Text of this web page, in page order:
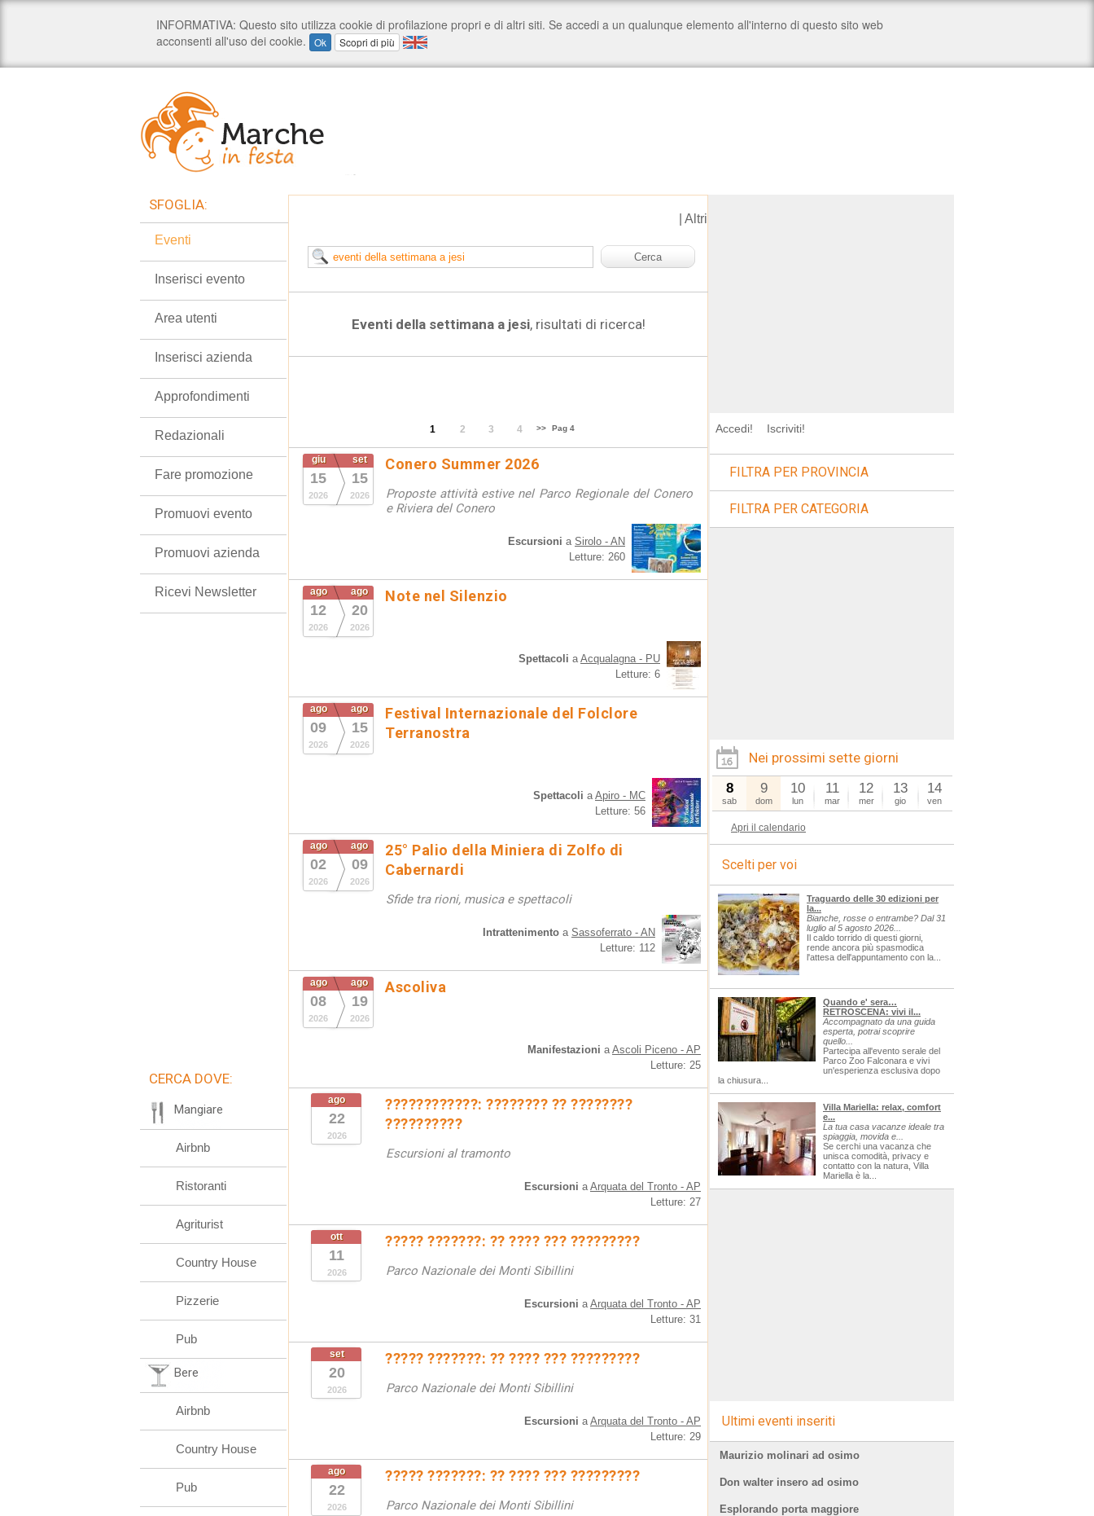
Altri
Eventi della settimana a jesi, risultati di ricerca!
1 2 3 4 >> Pag 4
giu
15
2026
set
15
2026
Conero Summer 2026
Proposte attività estive nel Parco Regionale del Conero
e Riviera del Conero
Escursioni a Sirolo - AN
Letture: 260
ago
12
2026
ago
20
2026
Note nel Silenzio
Spettacoli aAcqualagna - PU
Letture: 6
ago
09
2026
ago
15
2026
Festival Internazionale del Folclore
Terranostra
Spettacoli aApiro - MC
Letture: 56
ago
02
2026
ago
09
2026
25° Palio della Miniera di Zolfo di
Cabernardi
Sfide tra rioni, musica e spettacoli
Intrattenimento a Sassoferrato - AN
Letture: 112
ago
08
2026
ago
19
2026
Ascoliva
Manifestazioni aAscoli Piceno - AP
Letture: 25
ago
22
2026
????????????: ???????? ?? ????????
??????????
Escursioni al tramonto
Escursioni aArquata del Tronto - AP
Letture: 27
ott
11
2026
????? ???????: ?? ???? ??? ?????????
Parco Nazionale dei Monti Sibillini
Escursioni aArquata del Tronto - AP
Letture: 31
set
20
2026
????? ???????: ?? ???? ??? ?????????
Parco Nazionale dei Monti Sibillini
Escursioni aArquata del Tronto - AP
Letture: 29
ago
22
2026
????? ???????: ?? ???? ??? ?????????
Parco Nazionale dei Monti Sibillini
SFOGLIA:
Eventi
Inserisci evento
Area utenti
Inserisci azienda
Approfondimenti
Redazionali
Fare promozione
Promuovi evento
Promuovi azienda
Ricevi Newsletter
CERCA DOVE:
Mangiare
Airbnb
Ristoranti
Agriturist
Country House
Pizzerie
Pub
Bere
Airbnb
Country House
Pub
Accedi! Iscriviti!
FILTRA PER PROVINCIA
FILTRA PER CATEGORIA
Nei prossimi sette giorni
8
sab
9
dom
10
lun
11
mar
12
mer
13
gio
14
ven
Apri il calendario
Scelti per voi
Traguardo delle 30 edizioni per
la...
Bianche, rosse o entrambe? Dal 31
luglio al 5 agosto 2026...
Il caldo torrido di questi giorni,
rende ancora più spasmodica
l'attesa dell'appuntamento con la...
Quando e' sera…
RETROSCENA: vivi il...
Accompagnato da una guida
esperta, potrai scoprire
quello...
Partecipa all'evento serale del
Parco Zoo Falconara e vivi
un'esperienza esclusiva dopo
la chiusura...
Villa Mariella: relax, comfort
e...
La tua casa vacanze ideale tra
spiaggia, movida e...
Se cerchi una vacanza che
unisca comodità, privacy e
contatto con la natura, Villa
Mariella è la...
Ultimi eventi inseriti
Maurizio molinari ad osimo
Don walter insero ad osimo
Esplorando porta maggiore